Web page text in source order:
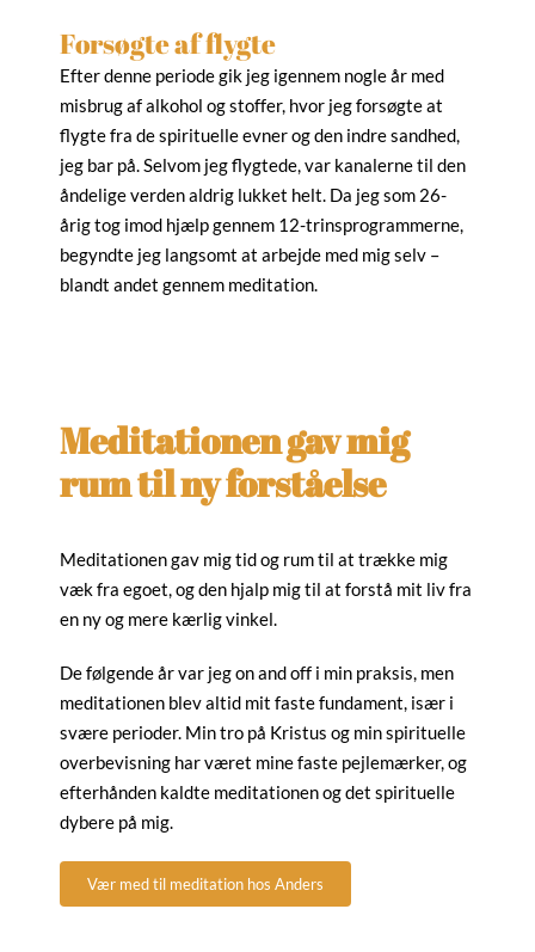
Forsøgte af flygte
Efter denne periode gik jeg igennem nogle år med
misbrug af alkohol og stoffer, hvor jeg forsøgte at
flygte fra de spirituelle evner og den indre sandhed,
jeg bar på. Selvom jeg flygtede, var kanalerne til den
åndelige verden aldrig lukket helt. Da jeg som 26-
årig tog imod hjælp gennem 12-trinsprogrammerne,
begyndte jeg langsomt at arbejde med mig selv –
blandt andet gennem meditation.
Meditationen gav mig
rum til ny forståelse
Meditationen gav mig tid og rum til at trække mig
væk fra egoet, og den hjalp mig til at forstå mit liv fra
en ny og mere kærlig vinkel.
De følgende år var jeg on and off i min praksis, men
meditationen blev altid mit faste fundament, især i
svære perioder. Min tro på Kristus og min spirituelle
overbevisning har været mine faste pejlemærker, og
efterhånden kaldte meditationen og det spirituelle
dybere på mig.
Vær med til meditation hos Anders